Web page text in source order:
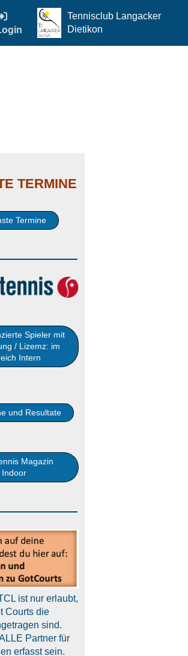
Tennisclub Langacker
Dietikon
TERMINE
Termine
Spieler mit
/ Lizemz: im
Intern
und Resultate
Magazin
Indoor
ist nur erlaubt,
Courts die
sind.
Partner für
erfasst sein.